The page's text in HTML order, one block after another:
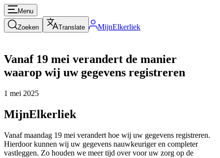
Menu
Zoeken Translate MijnElkerliek
Vanaf 19 mei verandert de manier
waarop wij uw gegevens registreren
1 mei 2025
MijnElkerliek
Vanaf maandag 19 mei verandert hoe wij uw gegevens registreren.
Hierdoor kunnen wij uw gegevens nauwkeuriger en completer
vastleggen. Zo houden we meer tijd over voor uw zorg op de